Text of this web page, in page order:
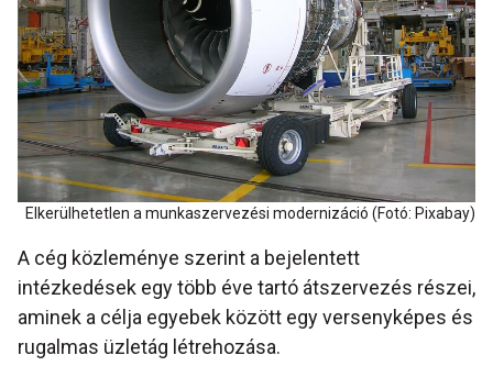
Elkerülhetetlen a munkaszervezési modernizáció (Fotó: Pixabay)
A cég közleménye szerint a bejelentett
intézkedések egy több éve tartó átszervezés részei,
aminek a célja egyebek között egy versenyképes és
rugalmas üzletág létrehozása.